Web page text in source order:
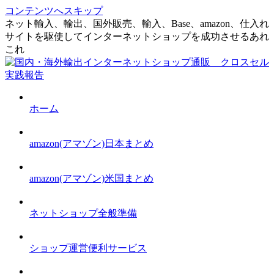
コンテンツへスキップ
ネット輸入、輸出、国外販売、輸入、Base、amazon、仕入れ
サイトを駆使してインターネットショップを成功させるあれ
これ
ホーム
amazon(アマゾン)日本まとめ
amazon(アマゾン)米国まとめ
ネットショップ全般準備
ショップ運営便利サービス